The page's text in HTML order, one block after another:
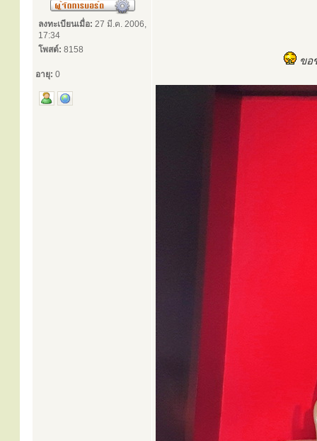
ลงทะเบียนเมื่อ: 27 มี.ค. 2006,
17:34
โพสต์: 8158
อายุ: 0
ขอ